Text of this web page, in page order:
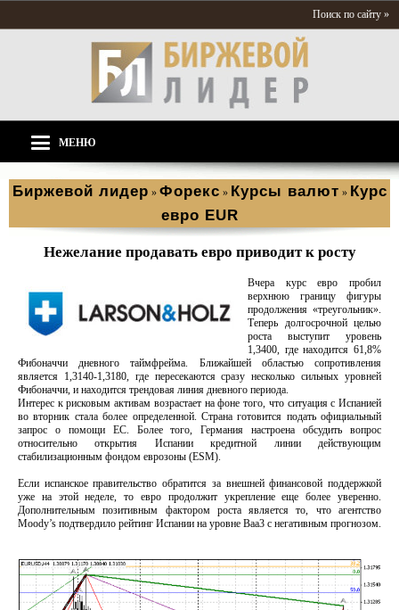
Поиск по сайту »
МЕНЮ
Биржевой лидер » Форекс » Курсы валют » Курс
евро EUR
Нежелание продавать евро приводит к росту
Вчера курс евро пробил
верхнюю границу фигуры
продолжения «треугольник».
Теперь долгосрочной целью
роста выступит уровень
1,3400, где находится 61,8%
Фибоначчи дневного таймфрейма. Ближайшей областью сопротивления
является 1,3140-1,3180, где пересекаются сразу несколько сильных уровней
Фибоначчи, и находится трендовая линия дневного периода.
Интерес к рисковым активам возрастает на фоне того, что ситуация с Испанией
во вторник стала более определенной. Страна готовится подать официальный
запрос о помощи ЕС. Более того, Германия настроена обсудить вопрос
относительно открытия Испании кредитной линии действующим
стабилизационным фондом еврозоны (ESM).
Если испанское правительство обратится за внешней финансовой поддержкой
уже на этой неделе, то евро продолжит укрепление еще более уверенно.
Дополнительным позитивным фактором роста является то, что агентство
Moody’s подтвердило рейтинг Испании на уровне Ваа3 с негативным прогнозом.